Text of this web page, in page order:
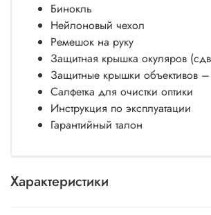
Бинокль
Нейлоновый чехол
Ремешок на руку
Защитная крышка окуляров
Защитные крышки объективов
Салфетка для очистки оптики
Инструкция по эксплуатации
Гарантийный талон
Характеристики